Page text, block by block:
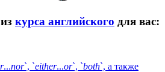
курса английского для вас:
...nor`, `either...or`, `both`, а также